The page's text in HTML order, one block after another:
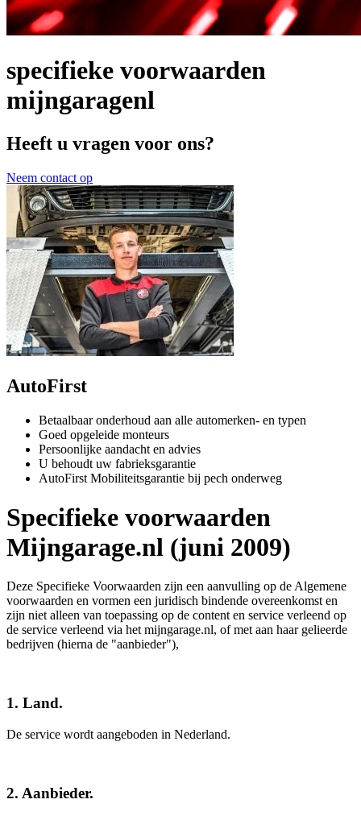
specifieke voorwaarden
mijngaragenl
Heeft u vragen voor ons?
Neem contact op
AutoFirst
Betaalbaar onderhoud aan alle automerken- en typen
Goed opgeleide monteurs
Persoonlijke aandacht en advies
U behoudt uw fabrieksgarantie
AutoFirst Mobiliteitsgarantie bij pech onderweg
Specifieke voorwaarden
Mijngarage.nl (juni 2009)
Deze Specifieke Voorwaarden zijn een aanvulling op de Algemene
voorwaarden en vormen een juridisch bindende overeenkomst en
zijn niet alleen van toepassing op de content en service verleend op
de service verleend via het mijngarage.nl, of met aan haar gelieerde
bedrijven (hierna de "aanbieder"),
1. Land.
De service wordt aangeboden in Nederland.
2. Aanbieder.